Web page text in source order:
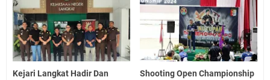
Kejari Langkat Hadir Dan
Shooting Open Championship